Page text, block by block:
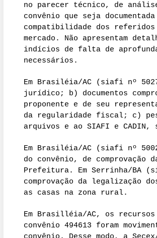
no parecer técnico, de
convênio que seja
compatibilidade dos
mercado. Não apresentam
indícios de falta de
necessários.
Em Brasiléia/AC (siafi nº
jurídico; b) documentos
proponente e de seu
da regularidade fiscal; c)
arquivos e ao SIAFI e CADIN,
Em Brasiléia/AC (siafi nº
do convênio, de comprovação
Prefeitura. Em Serrinha/BA
comprovação da legalização
as casas na zona rural.
Em Brasilléia/AC, os
convênio 494613 foram